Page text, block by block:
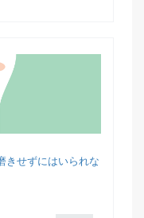
きせずにはいられな